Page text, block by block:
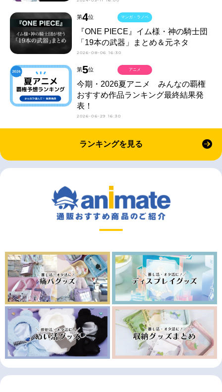
第4位
『ONE PIECE』イム様・神の騎士団
「19本の武器」まとめ＆元ネタ
2026-08-06 16:30
マンガ・ラノベ
第5位
今期・2026夏アニメ みんなの覇権
おすすめ作品ランキング最終結果発
表！
2026-06-29 16:30
アニメ
ランキングを見る